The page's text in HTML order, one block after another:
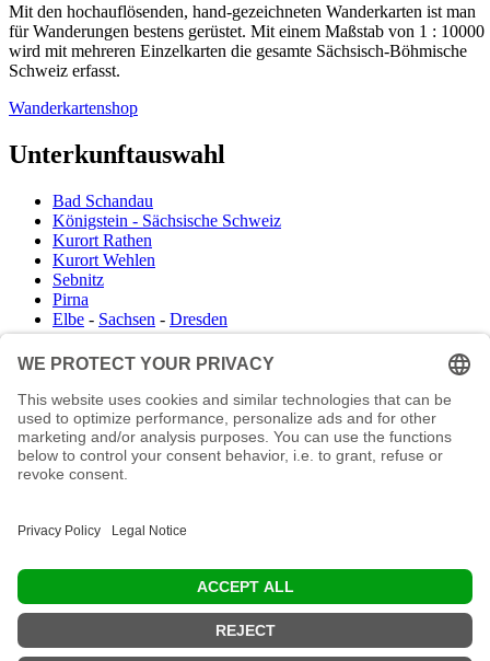
Mit den hochauflösenden, hand-gezeichneten Wanderkarten ist man
für Wanderungen bestens gerüstet. Mit einem Maßstab von 1 : 10000
wird mit mehreren Einzelkarten die gesamte Sächsisch-Böhmische
Schweiz erfasst.
Wanderkartenshop
Unterkunftauswahl
Bad Schandau
Königstein - Sächsische Schweiz
Kurort Rathen
Kurort Wehlen
Sebnitz
Pirna
Elbe - Sachsen - Dresden
Infocenter
Wanderkartenshop
Prospektdownload
Unterkunft Böhmisch Sächsische Schweiz
Veranstaltungskalender
Mail an die Redaktion
"In den Wäldern sind Dinge, über die nachzudenken man jahrelang